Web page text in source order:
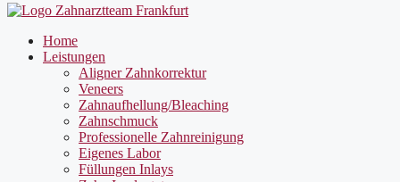
Home
Leistungen
Aligner Zahnkorrektur
Veneers
Zahnaufhellung/Bleaching
Zahnschmuck
Professionelle Zahnreinigung
Eigenes Labor
Füllungen Inlays